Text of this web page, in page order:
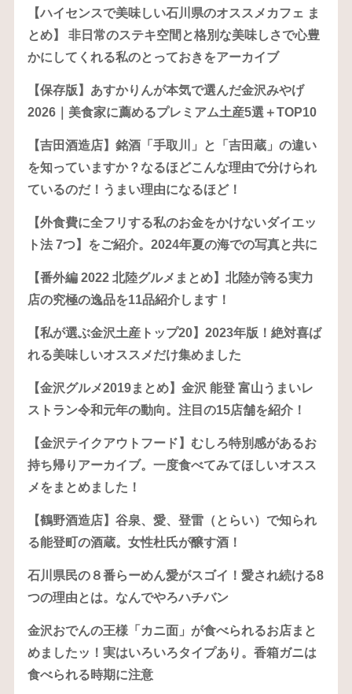
【ハイセンスで美味しい石川県のオススメカフェ ま
とめ】 非日常のステキ空間と格別な美味しさで心豊
かにしてくれる私のとっておきをアーカイブ
【保存版】あすかりんが本気で選んだ金沢みやげ
2026｜美食家に薦めるプレミアム土産5選＋TOP10
【吉田酒造店】銘酒「手取川」と「吉田蔵」の違い
を知っていますか？なるほどこんな理由で分けられ
ているのだ！うまい理由になるほど！
【外食費に全フリする私のお金をかけないダイエッ
ト法 7つ】をご紹介。2024年夏の海での写真と共に
【番外編 2022 北陸グルメまとめ】北陸が誇る実力
店の究極の逸品を11品紹介します！
【私が選ぶ金沢土産トップ20】2023年版！絶対喜ば
れる美味しいオススメだけ集めました
【金沢グルメ2019まとめ】金沢 能登 富山うまいレ
ストラン令和元年の動向。注目の15店舗を紹介！
【金沢テイクアウトフード】むしろ特別感があるお
持ち帰りアーカイブ。一度食べてみてほしいオスス
メをまとめました！
【鶴野酒造店】谷泉、愛、登雷（とらい）で知られ
る能登町の酒蔵。女性杜氏が醸す酒！
石川県民の８番らーめん愛がスゴイ！愛され続ける8
つの理由とは。なんでやろハチバン
金沢おでんの王様「カニ面」が食べられるお店まと
めましたッ！実はいろいろタイプあり。香箱ガニは
食べられる時期に注意